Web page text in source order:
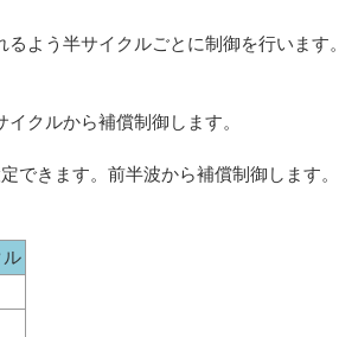
よう半サイクルごとに制御を行います。
クルから補償制御します。
できます。前半波から補償制御します。
ル